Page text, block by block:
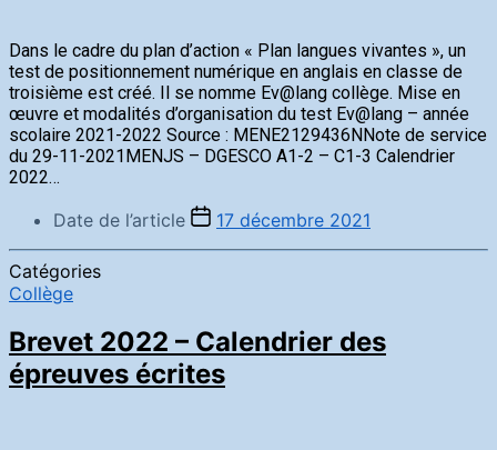
Dans le cadre du plan d’action « Plan langues vivantes », un
test de positionnement numérique en anglais en classe de
troisième est créé. Il se nomme Ev@lang collège. Mise en
œuvre et modalités d’organisation du test Ev@lang – année
scolaire 2021-2022 Source : MENE2129436NNote de service
du 29-11-2021MENJS – DGESCO A1-2 – C1-3 Calendrier
2022…
Date de l’article 17 décembre 2021
Catégories
Collège
Brevet 2022 – Calendrier des
épreuves écrites